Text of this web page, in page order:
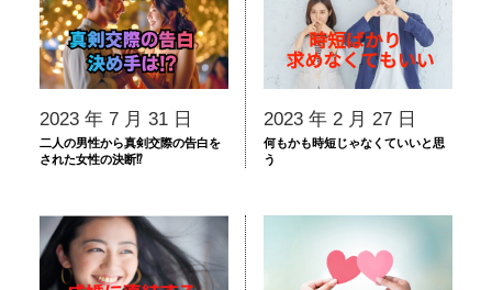
2023 年 7 月 31 日
二人の男性から真剣交際の告白を
された女性の決断⁉
2023 年 2 月 27 日
何もかも時短じゃなくていいと思
う